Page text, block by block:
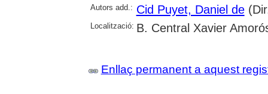
Autors add.: Cid Puyet, Daniel de
Localització: B. Central Xavier
Enllaç permanent a aquest